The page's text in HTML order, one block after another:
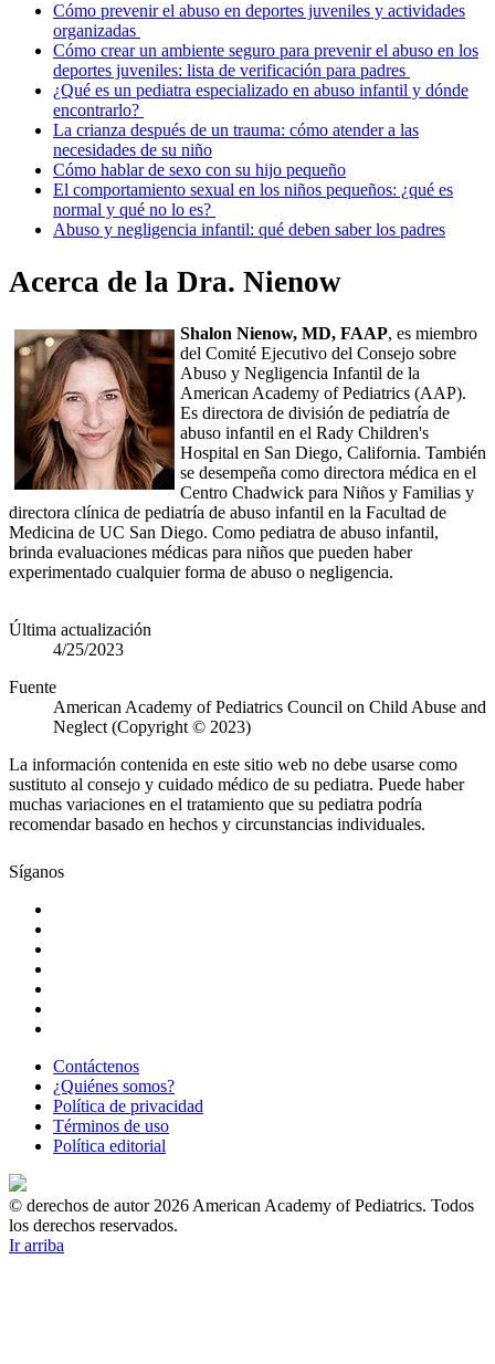
Cómo prevenir el abuso en deportes juveniles y actividades
organizadas
Cómo crear un ambiente seguro para prevenir el abuso en los
deportes juveniles: lista de verificación para padres
¿Qué es un pediatra especializado en abuso infantil y dónde
encontrarlo?
La crianza después de un trauma: cómo atender a las
necesidades de su niño
Cómo hablar de sexo con su hijo pequeño
El comportamiento sexual en los niños pequeños: ¿qué es
normal y qué no lo es?
Abuso y negligencia infantil: qué deben saber los padres
Acerca de la Dra. Nienow
Shalon Nienow, MD, FAAP, es miembro
del Comité Ejecutivo del Consejo sobre
Abuso y Negligencia Infantil de la
American Academy of Pediatrics (AAP).
Es directora de división de pediatría de
abuso infantil en el Rady Children's
Hospital en San Diego, California. También
se desempeña como directora médica en el
Centro Chadwick para Niños y Familias y
directora clínica de pediatría de abuso infantil en la Facultad de
Medicina de UC San Diego. Como pediatra de abuso infantil,
brinda evaluaciones médicas para niños que pueden haber
experimentado cualquier forma de abuso o negligencia.​
Última actualización
4/25/2023
Fuente
American Academy of Pediatrics Council on Child Abuse and
Neglect (Copyright © 2023)
La información contenida en este sitio web no debe usarse como
sustituto al consejo y cuidado médico de su pediatra. Puede haber
muchas variaciones en el tratamiento que su pediatra podría
recomendar basado en hechos y circunstancias individuales.
Síganos
Contáctenos
¿Quiénes somos?
Política de privacidad
Términos de uso
Política editorial
© derechos de autor 2026 American Academy of Pediatrics. Todos
los derechos reservados.
Ir arriba